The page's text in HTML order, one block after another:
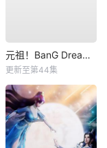
元祖！BanG Dream酱
更新至第44集